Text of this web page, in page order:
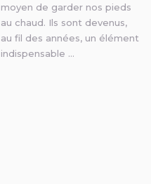
moyen de garder nos pieds
au chaud. Ils sont devenus,
au fil des années, un élément
indispensable …